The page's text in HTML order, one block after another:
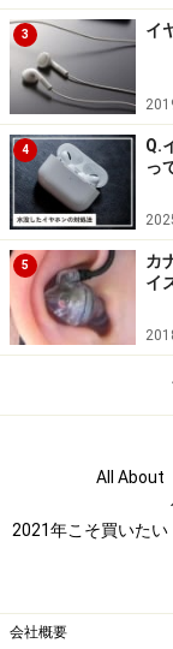
ます。
・片側のイヤホ
カラーバリエー
Android 6.0以降
Pair」機能を利
が可能。左右両
けでも音楽や通
チュエーション
能。約15分の
電機能も備えて
様を採用してい
3 イ
4
Q.
っ
5
カ
イ
All About
2021年こそ買いた
会社概要